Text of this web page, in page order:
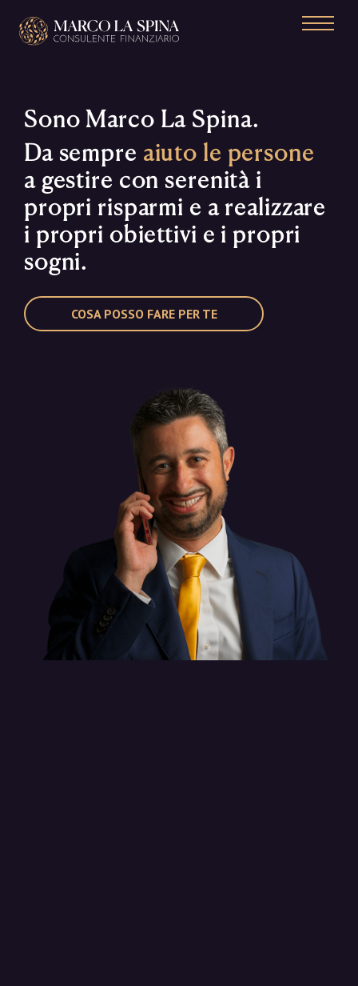
Navigazione principale
Sono Marco La Spina.
Da sempre aiuto le persone
a gestire con serenità i
propri risparmi e a realizzare
i propri obiettivi e i propri
sogni.
COSA POSSO FARE PER TE